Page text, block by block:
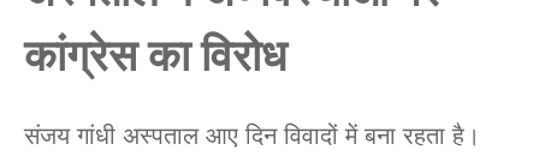
कांग्रेस का विरोध
संजय गांधी अस्पताल आए दिन विवादों में बना रहता है।